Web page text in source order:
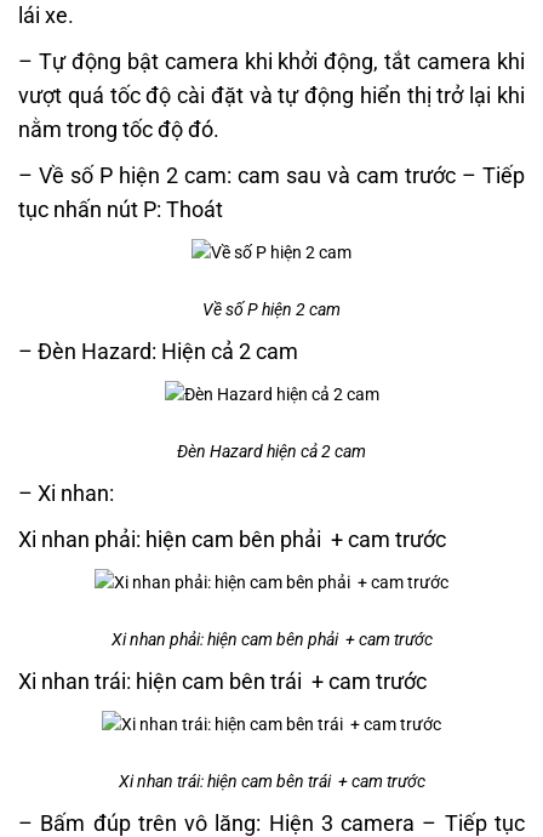
lái xe.
– Tự động bật camera khi khởi động, tắt camera khi
vượt quá tốc độ cài đặt và tự động hiển thị trở lại khi
nằm trong tốc độ đó.
– Về số P hiện 2 cam: cam sau và cam trước – Tiếp
tục nhấn nút P: Thoát
Về số P hiện 2 cam
– Đèn Hazard: Hiện cả 2 cam
Đèn Hazard hiện cả 2 cam
– Xi nhan:
Xi nhan phải: hiện cam bên phải + cam trước
Xi nhan phải: hiện cam bên phải + cam trước
Xi nhan trái: hiện cam bên trái + cam trước
Xi nhan trái: hiện cam bên trái + cam trước
– Bấm đúp trên vô lăng: Hiện 3 camera – Tiếp tục